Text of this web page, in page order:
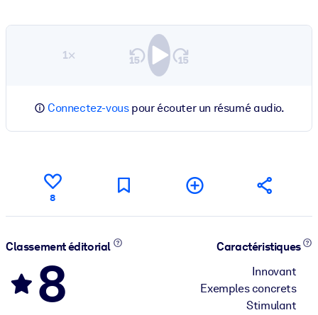
1×
Connectez-vouspour écouter un résumé audio.
8
Classement éditorial
8
Caractéristiques
Innovant
Exemples concrets
Stimulant